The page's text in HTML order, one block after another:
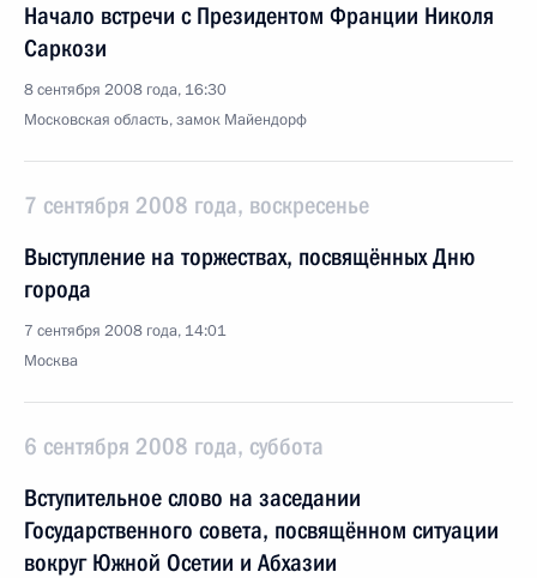
Начало встречи с Президентом Франции Николя
Саркози
8 сентября 2008 года, 16:30
Московская область, замок Майендорф
7 сентября 2008 года, воскресенье
Выступление на торжествах, посвящённых Дню
города
7 сентября 2008 года, 14:01
Москва
6 сентября 2008 года, суббота
Вступительное слово на заседании
Государственного совета, посвящённом ситуации
вокруг Южной Осетии и Абхазии